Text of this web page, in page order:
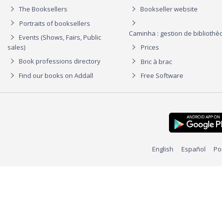
The Booksellers
Portraits of booksellers
Events (Shows, Fairs, Public
sales)
Book professions directory
Find our books on Addall
Bookseller website
Caminha : gestion de
Prices
Bric à brac
Free Software
English Español